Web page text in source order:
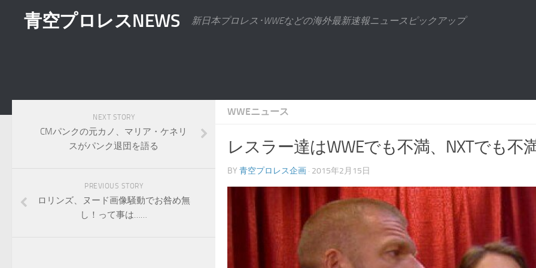
青空プロレスNEWS 新日本プロレス･WWEなどの海外最新速報ニュースピックアップ
WWEニュース
レスラー達はWWEでも不満、NXTでも不
BY 青空プロレス企画 · 2015年2月15日
NEXT STORY
CMパンクの元カノ、マリア・ケネリ
スがパンク退団を語る
PREVIOUS STORY
ロリンズ、ヌード画像騒動でお咎め無
し！って事は……